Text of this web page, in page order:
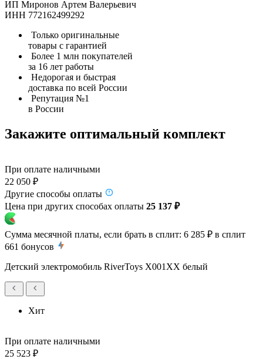
ИП Миронов Артем Валерьевич
ИНН 772162499292
Только оригинальные
товары с гарантией
Более 1 млн покупателей
за 16 лет работы
Недорогая и быстрая
доставка по всей России
Репутация №1
в России
Закажите оптимальный комплект
При оплате наличными
22 050 ₽
Другие способы оплаты
Цена при других способах оплаты 25 137 ₽
Сумма месячной платы, если брать в сплит: 6 285 ₽ в сплит
661 бонусов
Детский электромобиль RiverToys X001XX белый
Хит
При оплате наличными
25 523 ₽